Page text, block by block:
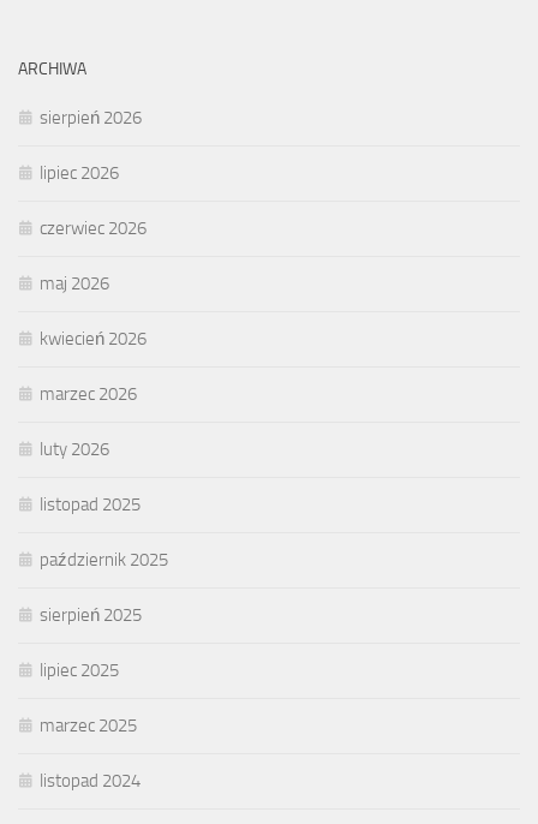
ARCHIWA
sierpień 2026
lipiec 2026
czerwiec 2026
maj 2026
kwiecień 2026
marzec 2026
luty 2026
listopad 2025
październik 2025
sierpień 2025
lipiec 2025
marzec 2025
listopad 2024